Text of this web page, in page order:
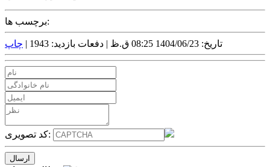
برچسب ها:
تاریخ: 1404/06/23 08:25 ق.ظ | دفعات بازدید: 1943 | چاپ
کد تصویری: